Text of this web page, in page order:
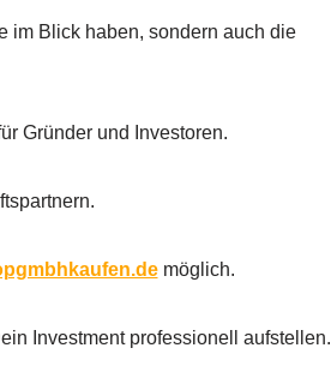
im Blick haben, sondern auch die
Gründer und Investoren.
möglich.
Investment professionell aufstellen.